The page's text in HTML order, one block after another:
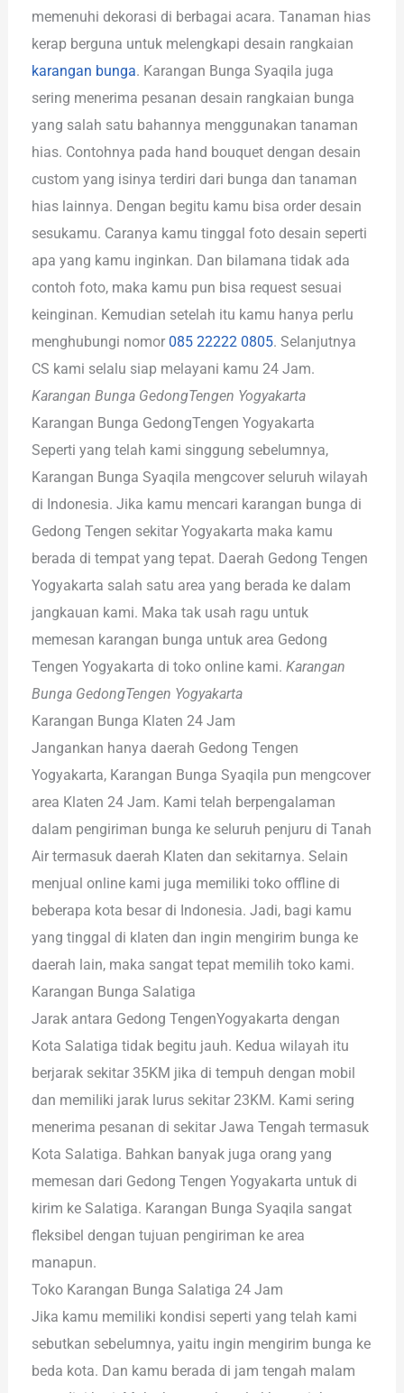
memenuhi dekorasi di berbagai acara. Tanaman hias
kerap berguna untuk melengkapi desain rangkaian
karangan bunga. Karangan Bunga Syaqila juga
sering menerima pesanan desain rangkaian bunga
yang salah satu bahannya menggunakan tanaman
hias. Contohnya pada hand bouquet dengan desain
custom yang isinya terdiri dari bunga dan tanaman
hias lainnya. Dengan begitu kamu bisa order desain
sesukamu. Caranya kamu tinggal foto desain seperti
apa yang kamu inginkan. Dan bilamana tidak ada
contoh foto, maka kamu pun bisa request sesuai
keinginan. Kemudian setelah itu kamu hanya perlu
menghubungi nomor 085 22222 0805. Selanjutnya
CS kami selalu siap melayani kamu 24 Jam.
Karangan Bunga GedongTengen Yogyakarta
Karangan Bunga GedongTengen Yogyakarta
Seperti yang telah kami singgung sebelumnya,
Karangan Bunga Syaqila mengcover seluruh wilayah
di Indonesia. Jika kamu mencari karangan bunga di
Gedong Tengen sekitar Yogyakarta maka kamu
berada di tempat yang tepat. Daerah Gedong Tengen
Yogyakarta salah satu area yang berada ke dalam
jangkauan kami. Maka tak usah ragu untuk
memesan karangan bunga untuk area Gedong
Tengen Yogyakarta di toko online kami.Karangan
Bunga GedongTengen Yogyakarta
Karangan Bunga Klaten 24 Jam
Jangankan hanya daerah Gedong Tengen
Yogyakarta, Karangan Bunga Syaqila pun mengcover
area Klaten 24 Jam. Kami telah berpengalaman
dalam pengiriman bunga ke seluruh penjuru di Tanah
Air termasuk daerah Klaten dan sekitarnya. Selain
menjual online kami juga memiliki toko offline di
beberapa kota besar di Indonesia. Jadi, bagi kamu
yang tinggal di klaten dan ingin mengirim bunga ke
daerah lain, maka sangat tepat memilih toko kami.
Karangan Bunga Salatiga
Jarak antara Gedong TengenYogyakarta dengan
Kota Salatiga tidak begitu jauh. Kedua wilayah itu
berjarak sekitar 35KM jika di tempuh dengan mobil
dan memiliki jarak lurus sekitar 23KM. Kami sering
menerima pesanan di sekitar Jawa Tengah termasuk
Kota Salatiga. Bahkan banyak juga orang yang
memesan dari Gedong Tengen Yogyakarta untuk di
kirim ke Salatiga. Karangan Bunga Syaqila sangat
fleksibel dengan tujuan pengiriman ke area
manapun.
Toko Karangan Bunga Salatiga 24 Jam
Jika kamu memiliki kondisi seperti yang telah kami
sebutkan sebelumnya, yaitu ingin mengirim bunga ke
beda kota. Dan kamu berada di jam tengah malam